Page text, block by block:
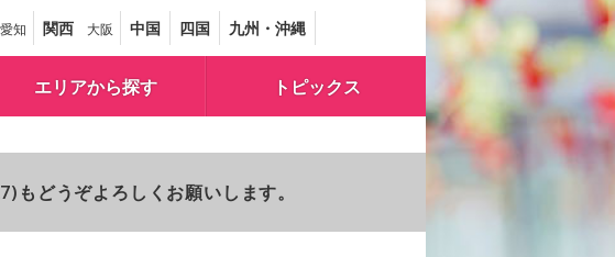
愛知 関西 大阪 中国 四国 九州・沖縄
エリアから探す トピックス
どうぞよろしくお願いします。